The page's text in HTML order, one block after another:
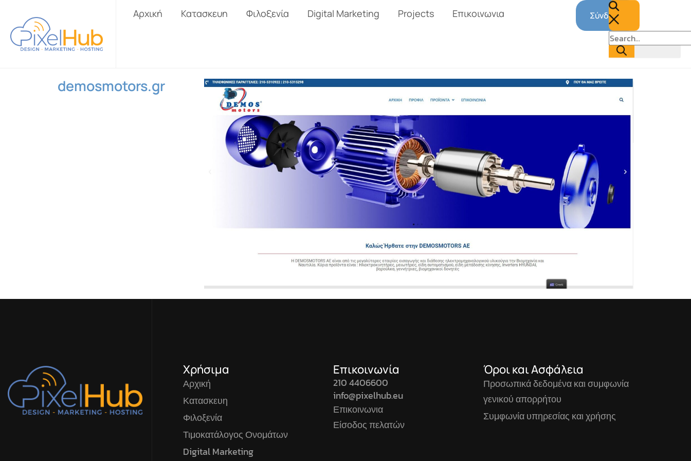
Αρχική Κατασκευη Φιλοξενία Digital Marketing Projects Επικοινωνια Σύνδεση
demosmotors.gr
Χρήσιμα
Αρχική
Κατασκευη
Φιλοξενία
Τιμοκατάλογος Ονομάτων
Digital Marketing
Επικοινωνία
210 4406600
info@pixelhub.eu
Επικοινωνια
Είσοδος πελατών
Όροι και Ασφάλεια
Προσωπικά δεδομένα και συμφωνία
γενικού απορρήτου
Συμφωνία υπηρεσίας και χρήσης